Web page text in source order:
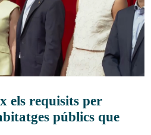
els requisits per
públics que